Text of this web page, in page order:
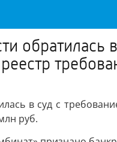
обратилась
в суд с
руб.